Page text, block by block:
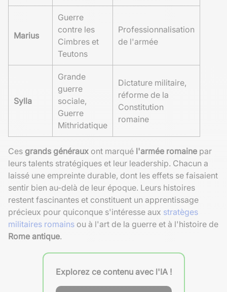
Marius
Guerre
contre les
Cimbres et
Teutons
Professionnalisation
de l'armée
Sylla
Grande
guerre
sociale,
Guerre
Mithridatique
Dictature militaire,
réforme de la
Constitution
romaine
Ces grands généraux ont marqué l'armée romaine par
leurs talents stratégiques et leur leadership. Chacun a
laissé une empreinte durable, dont les effets se faisaient
sentir bien au-delà de leur époque. Leurs histoires
restent fascinantes et constituent un apprentissage
précieux pour quiconque s'intéresse aux stratèges
militaires romains ou à l'art de la guerre et à l'histoire de
Rome antique.
Explorez ce contenu avec l'IA !